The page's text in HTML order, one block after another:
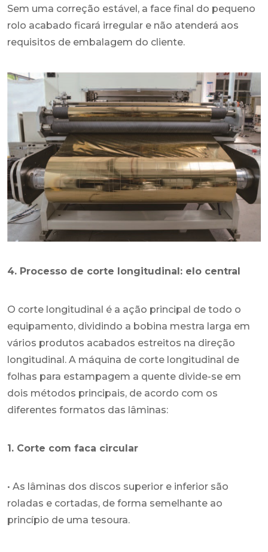
Sem uma correção estável, a face final do pequeno
rolo acabado ficará irregular e não atenderá aos
requisitos de embalagem do cliente.
4. Processo de corte longitudinal: elo central
O corte longitudinal é a ação principal de todo o
equipamento, dividindo a bobina mestra larga em
vários produtos acabados estreitos na direção
longitudinal. A máquina de corte longitudinal de
folhas para estampagem a quente divide-se em
dois métodos principais, de acordo com os
diferentes formatos das lâminas:
1. Corte com faca circular
• As lâminas dos discos superior e inferior são
roladas e cortadas, de forma semelhante ao
princípio de uma tesoura.